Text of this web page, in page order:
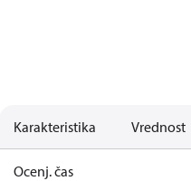
Karakteristika Vrednost
Ocenj. čas